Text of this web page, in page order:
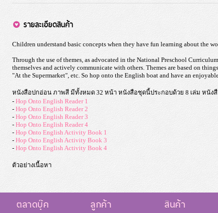
รายละเอียดสินค้า
Children understand basic concepts when they have fun learning about the
Through the use of themes, as advocated in the National Preschool
themselves and actively communicate with others. Themes are based on
"At the Supermarket", etc. So hop onto the English boat and have an
หนังสือปกอ่อน ภาพสี มีทั้งหมด 32 หน้า หนังสือชุดนี้ประกอบด้วย 8 เล่ม หนัง
- Hop Onto English Reader 1
- Hop Onto English Reader 2
- Hop Onto English Reader 3
- Hop Onto English Reader 4
- Hop Onto English Activity Book 1
- Hop Onto English Activity Book 3
- Hop Onto English Activity Book 4
ตัวอย่างเนื้อหา
ตลาดบุ๊ค ลูกค้า สินค้า